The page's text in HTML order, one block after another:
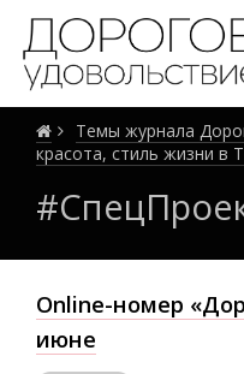
Темы журнала
красота, стиль жизни в
Online-номер
июне